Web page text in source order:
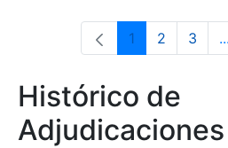
Página
1 Página
2 3 ...
Histórico de
Adjudicaciones